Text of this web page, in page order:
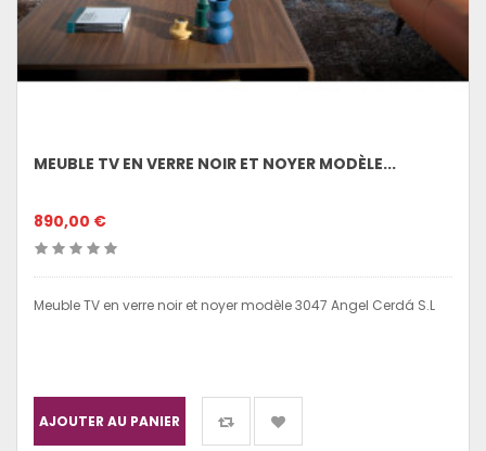
MEUBLE TV EN VERRE NOIR ET NOYER MODÈLE...
890,00 €
Meuble TV en verre noir et noyer modèle 3047 Angel Cerdá S.L
AJOUTER AU PANIER